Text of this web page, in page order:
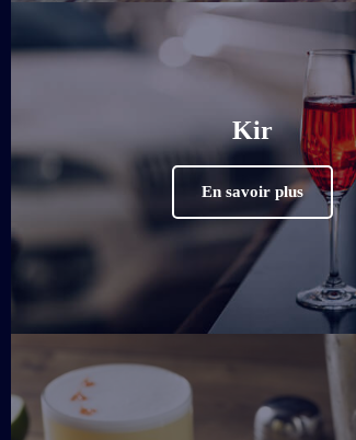
Kir
En savoir plus